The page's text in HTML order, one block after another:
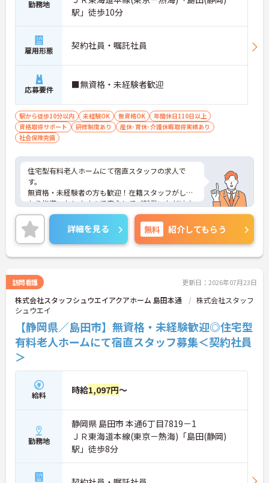
勤務地
駅」徒歩10分
雇用形態 契約社員・嘱託社員
応募要件 ■無資格・未経験者歓迎
駅から徒歩10分以内 未経験OK 無資格OK
年間休日110日以上
資格取得サポート
研修制度あり
産休･育休･介護休暇取得実績あり
社会保険完備
住宅型有料老人ホームにて宿直スタッフの求人で
す。
無資格・未経験者の方も歓迎！在籍スタッフがしっ
かり指導いたしますので安心してご就業いただけま
す！
施設の見学からも可能です◎
ご興味をお持ちの方はお気軽にお問合せ下さい。
詳細を見る 無料 紹介してもらう
訪問看護 更新日：2026年07月23日
株式会社スタッフシュウエイアクアホーム 島田本通
株式会社スタッフ
シュウエイ
【静岡県／島田市】無資格・未経験歓迎◎住宅型
有料老人ホームにて宿直スタッフ募集＜契約社員
＞
給料 時給1,097円～
勤務地
静岡県 島田市 本通6丁目7819－1
ＪＲ東海道本線(東京－熱海)「島田(静岡)
駅」徒歩8分